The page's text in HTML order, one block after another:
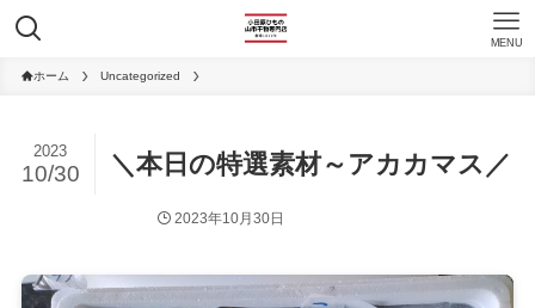
MENU
ホーム Uncategorized
＼本日の特選素材～アカカマス／
2023
10/30
2023年10月30日